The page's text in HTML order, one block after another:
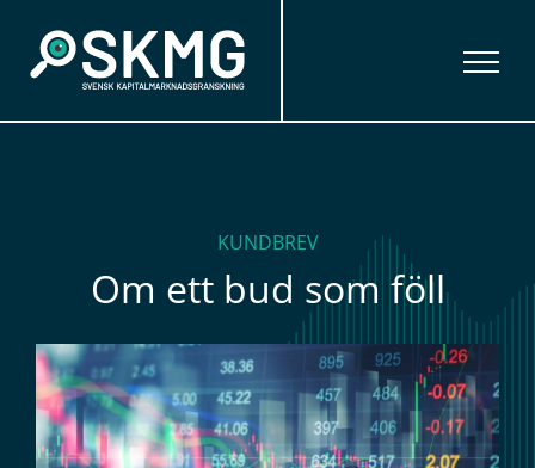
innehållet
KUNDBREV
Om ett bud som föll